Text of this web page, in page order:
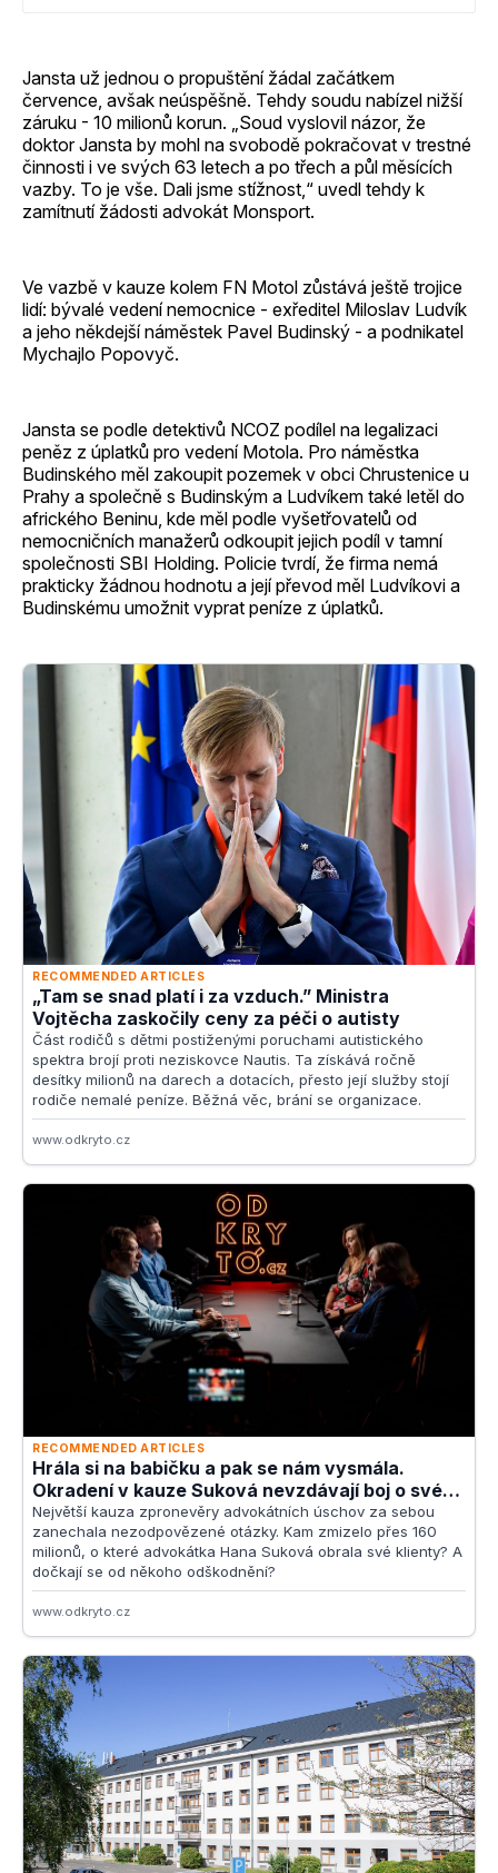
Jansta už jednou o propuštění žádal začátkem
července, avšak neúspěšně. Tehdy soudu nabízel nižší
záruku - 10 milionů korun. „Soud vyslovil názor, že
doktor Jansta by mohl na svobodě pokračovat v trestné
činnosti i ve svých 63 letech a po třech a půl měsících
vazby. To je vše. Dali jsme stížnost,“ uvedl tehdy k
zamítnutí žádosti advokát Monsport.
Ve vazbě v kauze kolem FN Motol zůstává ještě trojice
lidí: bývalé vedení nemocnice - exředitel Miloslav Ludvík
a jeho někdejší náměstek Pavel Budinský - a podnikatel
Mychajlo Popovyč.
Jansta se podle detektivů NCOZ podílel na legalizaci
peněz z úplatků pro vedení Motola. Pro náměstka
Budinského měl zakoupit pozemek v obci Chrustenice u
Prahy a společně s Budinským a Ludvíkem také letěl do
afrického Beninu, kde měl podle vyšetřovatelů od
nemocničních manažerů odkoupit jejich podíl v tamní
společnosti SBI Holding. Policie tvrdí, že firma nemá
prakticky žádnou hodnotu a její převod měl Ludvíkovi a
Budinskému umožnit vyprat peníze z úplatků.